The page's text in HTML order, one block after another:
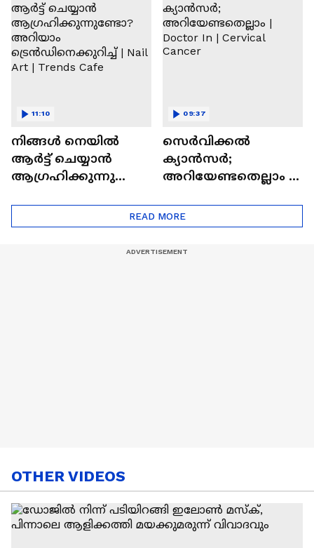
നിങ്ങൾ നെയിൽ
ആർട്ട് ചെയ്യാൻ
ആഗ്രഹിക്കുന്നുണ്ടോ
ട്രെൻഡിനെക്കുറിച്ച് |
Nail Art | Trends Cafe
11:10
സെർവിക്കൽ
ക്യാൻസർ;
അറിയേണ്ടതെല്ലാം |
Cancer
09:37
READ MORE
OTHER VIDEOS